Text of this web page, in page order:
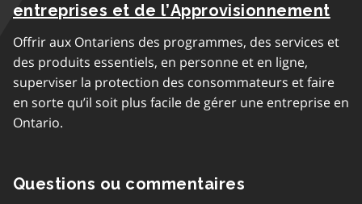
entreprises et de l’Approvisionnement
Offrir aux Ontariens des programmes, des services et
des produits essentiels, en personne et en ligne,
superviser la protection des consommateurs et faire
en sorte qu’il soit plus facile de gérer une entreprise en
Ontario.
Questions ou commentaires